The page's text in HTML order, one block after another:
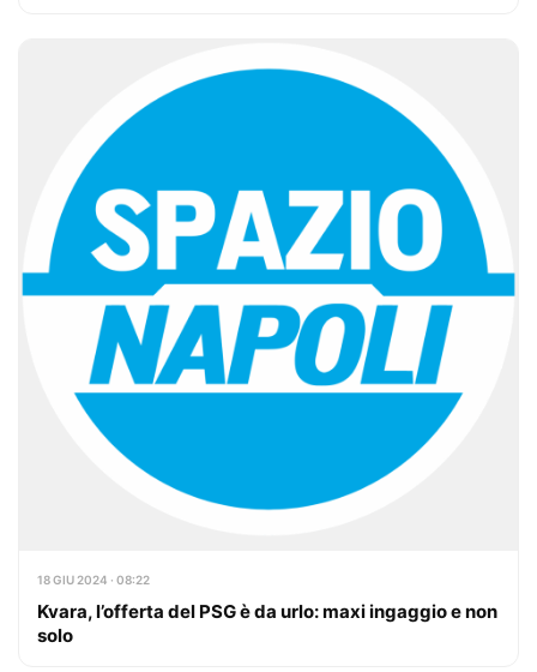
18 GIU 2024 · 08:22
Kvara, l’offerta del PSG è da urlo: maxi ingaggio e non
solo